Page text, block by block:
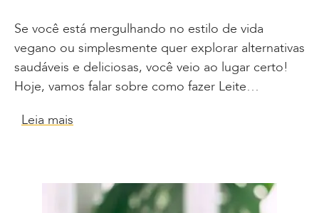
Se você está mergulhando no estilo de vida
vegano ou simplesmente quer explorar alternativas
saudáveis e deliciosas, você veio ao lugar certo!
Hoje, vamos falar sobre como fazer Leite…
Leia mais